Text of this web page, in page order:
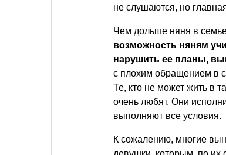
не слушаются, но
Чем дольше няня в
возможность няням
нарушить ее планы,
с плохим обращением в
Те, кто не может жить в
очень любят. Они
выполняют все условия.
К сожалению, многие